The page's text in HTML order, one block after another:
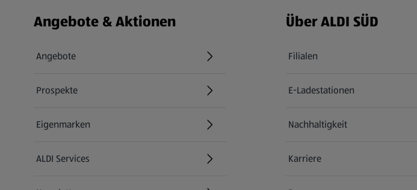
Fußzeilenmenü - weitere Links
Angebote & Aktionen
Angebote
Prospekte
Eigenmarken
ALDI Services
Über ALDI SÜD
Filialen
E-Ladestationen
Nachhaltigkeit
Karriere